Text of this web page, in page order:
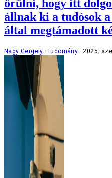
örülni, hogy itt
állnak ki a tudósok
által megtámadott
Nagy Gergely tudomány 2025.